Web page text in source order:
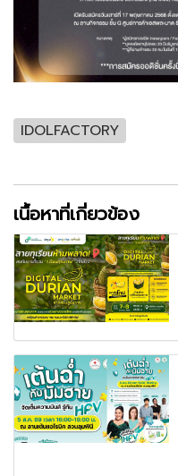
IDOLFACTORY
เนื้อหาที่เกี่ยวข้อง